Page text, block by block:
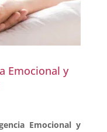
Emocional y
Emocional y